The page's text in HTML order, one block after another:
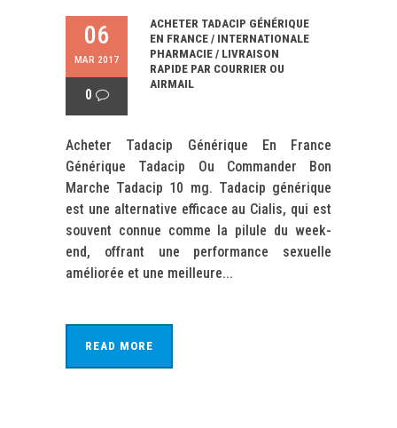
06
MAR 2017
0
ACHETER TADACIP GÉNÉRIQUE
EN FRANCE / INTERNATIONALE
PHARMACIE / LIVRAISON
RAPIDE PAR COURRIER OU
AIRMAIL
Acheter Tadacip Générique En France
Générique Tadacip Ou Commander Bon
Marche Tadacip 10 mg. Tadacip générique
est une alternative efficace au Cialis, qui est
souvent connue comme la pilule du week-
end, offrant une performance sexuelle
améliorée et une meilleure...
READ MORE